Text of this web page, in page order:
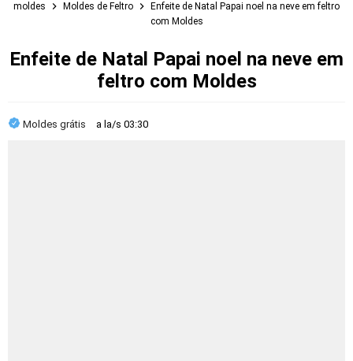
moldes
Moldes de Feltro
Enfeite de Natal Papai noel na neve em feltro
com Moldes
Enfeite de Natal Papai noel na neve em
feltro com Moldes
Moldes grátis a la/s 03:30